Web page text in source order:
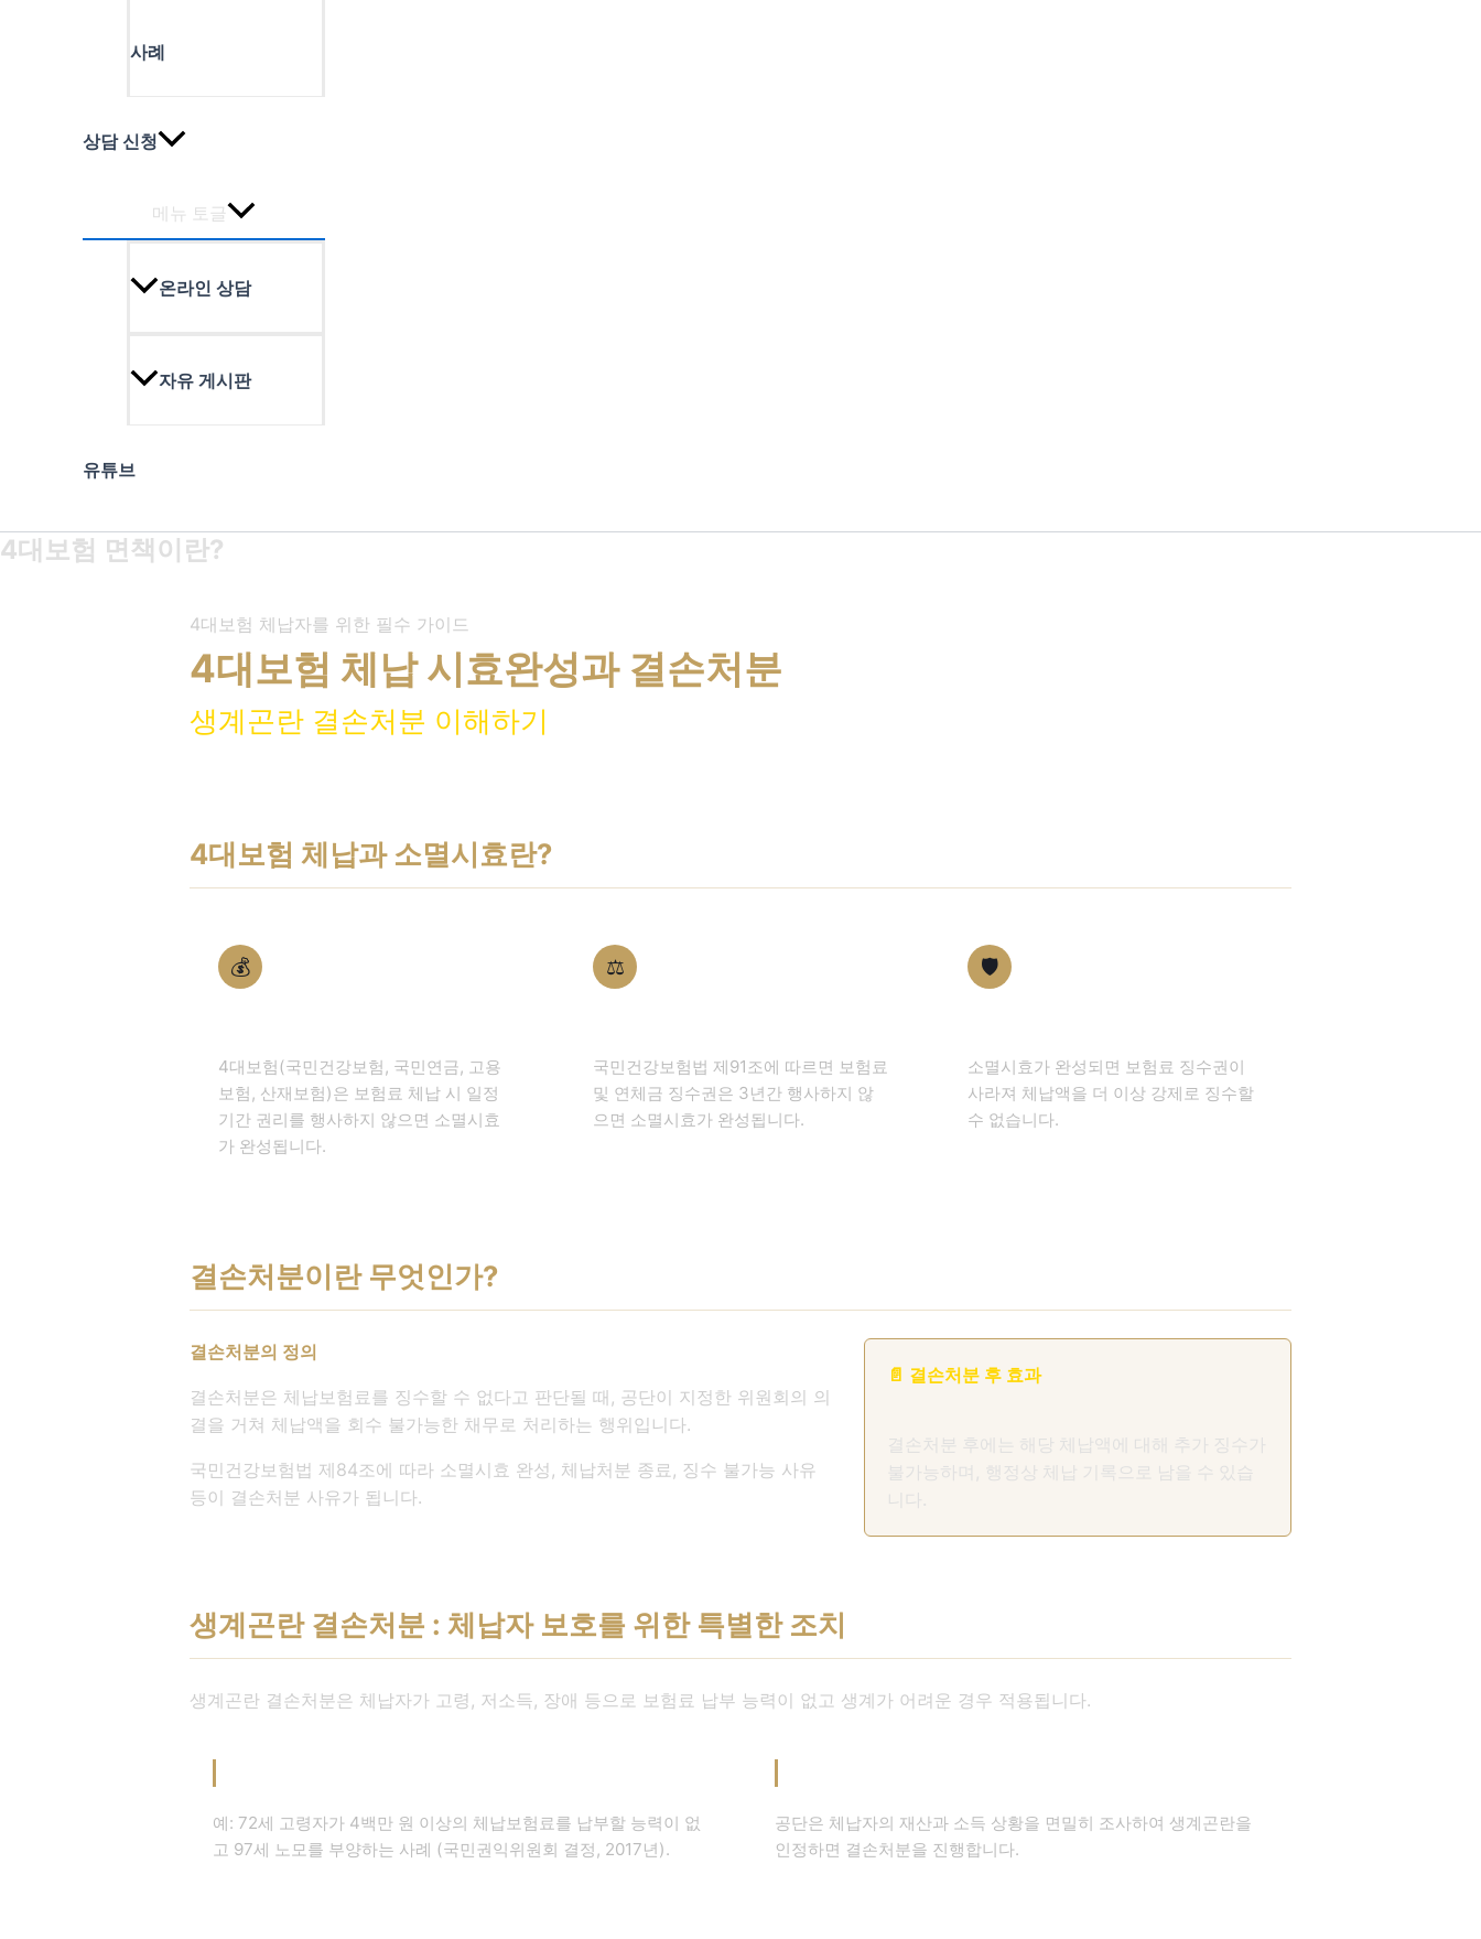
사례
상담 신청
메뉴 토글
온라인 상담
자유 게시판
유튜브
4대보험 면책이란?
4대보험 체납자를 위한 필수 가이드
4대보험 체납 시효완성과 결손처분
생계곤란 결손처분 이해하기
4대보험 체납과 소멸시효란?
💰
4대보험(국민건강보험, 국민연금, 고용
보험, 산재보험)은 보험료 체납 시 일정
기간 권리를 행사하지 않으면 소멸시효
가 완성됩니다.
⚖️
국민건강보험법 제91조에 따르면 보험료
및 연체금 징수권은 3년간 행사하지 않
으면 소멸시효가 완성됩니다.
🛡️
소멸시효가 완성되면 보험료 징수권이
사라져 체납액을 더 이상 강제로 징수할
수 없습니다.
결손처분이란 무엇인가?
결손처분의 정의
결손처분은 체납보험료를 징수할 수 없다고 판단될 때, 공단이 지정한 위원회의 의
결을 거쳐 체납액을 회수 불가능한 채무로 처리하는 행위입니다.
국민건강보험법 제84조에 따라 소멸시효 완성, 체납처분 종료, 징수 불가능 사유
등이 결손처분 사유가 됩니다.
📄 결손처분 후 효과
결손처분 후에는 해당 체납액에 대해 추가 징수가
불가능하며, 행정상 체납 기록으로 남을 수 있습
니다.
생계곤란 결손처분 : 체납자 보호를 위한 특별한 조치
생계곤란 결손처분은 체납자가 고령, 저소득, 장애 등으로 보험료 납부 능력이 없고 생계가 어려운 경우 적용됩니다.
예: 72세 고령자가 4백만 원 이상의 체납보험료를 납부할 능력이 없
고 97세 노모를 부양하는 사례 (국민권익위원회 결정, 2017년).
공단은 체납자의 재산과 소득 상황을 면밀히 조사하여 생계곤란을
인정하면 결손처분을 진행합니다.